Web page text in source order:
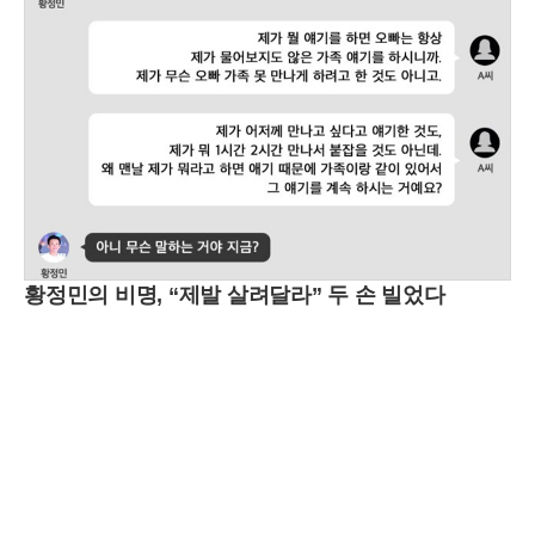
황정민의 비명, “제발 살려달라” 두 손 빌었다